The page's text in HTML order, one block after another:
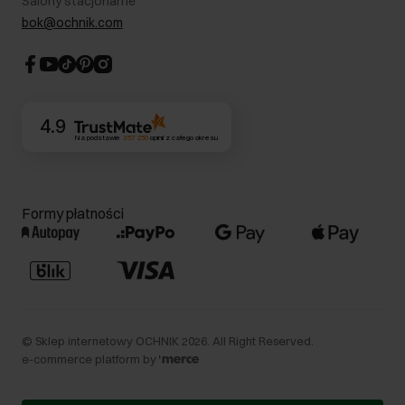
Blog
Dla akcjonariuszy
CSR
bok@ochnik.com
4.9
Na podstawie 357 250opinii z całego okresu
Formy płatności
© Sklep internetowy OCHNIK 2026 . All Right Reserved.
e-commerce platform by